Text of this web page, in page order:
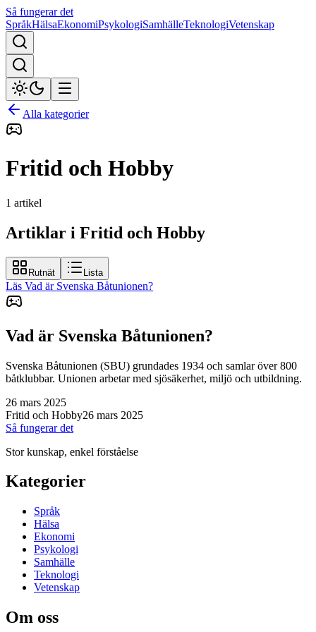
Så fungerar det
SpråkHälsaEkonomiPsykologiSamhälleTeknologiVetenskap
Alla kategorier
Fritid och Hobby
1 artikel
Artiklar i Fritid och Hobby
Rutnät Lista
Läs Vad är Svenska Båtunionen?
Vad är Svenska Båtunionen?
Svenska Båtunionen (SBU) grundades 1934 och samlar över 800
båtklubbar. Unionen arbetar med sjösäkerhet, miljö och utbildning.
26 mars 2025
Fritid och Hobby26 mars 2025
Så fungerar det
Stor kunskap, enkel förståelse
Kategorier
Språk
Hälsa
Ekonomi
Psykologi
Samhälle
Teknologi
Vetenskap
Om oss